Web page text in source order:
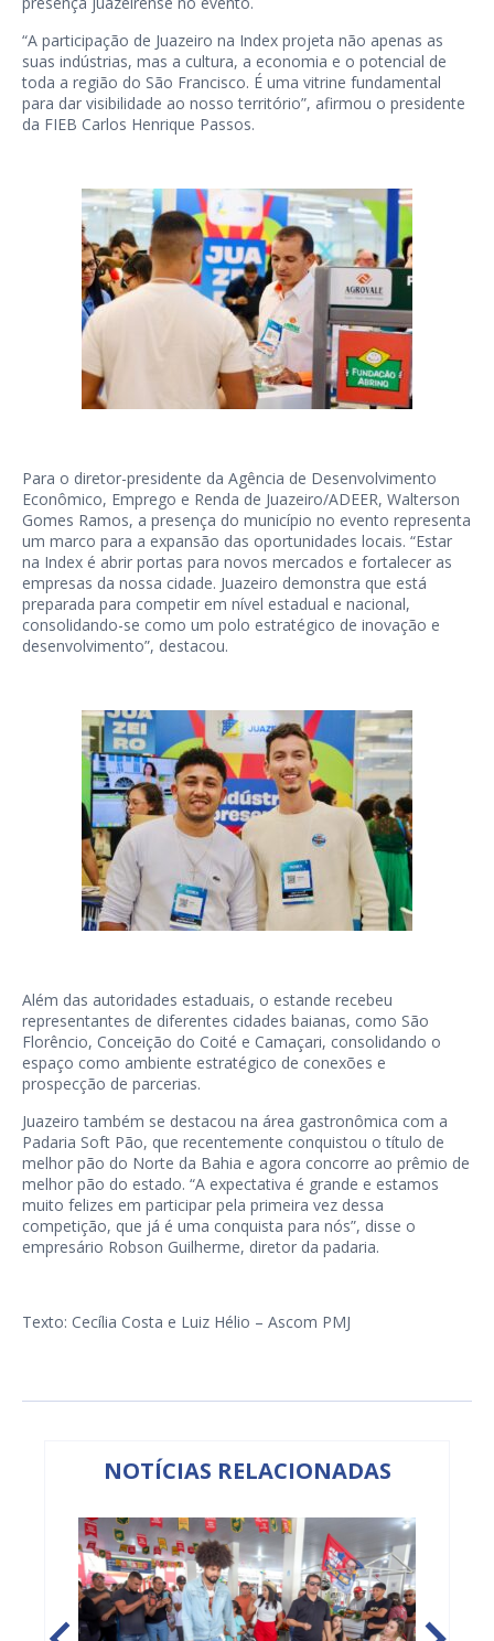
“A participação de Juazeiro na Index projeta não apenas as
suas indústrias, mas a cultura, a economia e o potencial de
toda a região do São Francisco. É uma vitrine fundamental
para dar visibilidade ao nosso território”, afirmou o presidente
da FIEB Carlos Henrique Passos.
Para o diretor-presidente da Agência de Desenvolvimento
Econômico, Emprego e Renda de Juazeiro/ADEER, Walterson
Gomes Ramos, a presença do município no evento representa
um marco para a expansão das oportunidades locais. “Estar
na Index é abrir portas para novos mercados e fortalecer as
empresas da nossa cidade. Juazeiro demonstra que está
preparada para competir em nível estadual e nacional,
consolidando-se como um polo estratégico de inovação e
desenvolvimento”, destacou.
Além das autoridades estaduais, o estande recebeu
representantes de diferentes cidades baianas, como São
Florêncio, Conceição do Coité e Camaçari, consolidando o
espaço como ambiente estratégico de conexões e
prospecção de parcerias.
Juazeiro também se destacou na área gastronômica com a
Padaria Soft Pão, que recentemente conquistou o título de
melhor pão do Norte da Bahia e agora concorre ao prêmio de
melhor pão do estado. “A expectativa é grande e estamos
muito felizes em participar pela primeira vez dessa
competição, que já é uma conquista para nós”, disse o
empresário Robson Guilherme, diretor da padaria.
Texto: Cecília Costa e Luiz Hélio – Ascom PMJ
NOTÍCIAS RELACIONADAS